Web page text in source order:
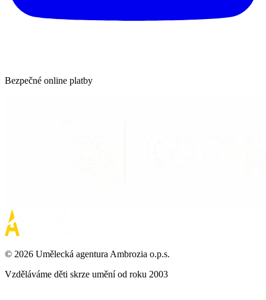
Bezpečné online platby
© 2026 Umělecká agentura Ambrozia o.p.s.
Vzděláváme děti skrze umění od roku 2003